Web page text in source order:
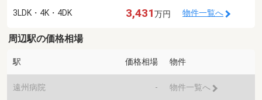
3LDK・4K・4DK 3,431万円 物件一覧へ
周辺駅の価格相場
駅 価格相場 物件
遠州病院 - 物件一覧へ